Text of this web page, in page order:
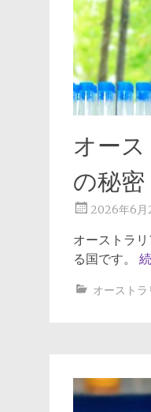
オー
の秘密
2026年6月
オーストラ
る国です。
オーストラ